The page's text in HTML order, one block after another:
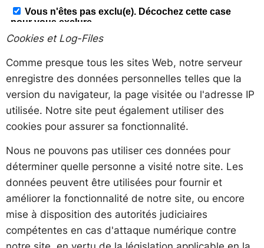
Cookies et Log-Files
Comme presque tous les sites Web, notre serveur
enregistre des données personnelles telles que la
version du navigateur, la page visitée ou l'adresse IP
utilisée. Notre site peut également utiliser des
cookies pour assurer sa fonctionnalité.
Nous ne pouvons pas utiliser ces données pour
déterminer quelle personne a visité notre site. Les
données peuvent être utilisées pour fournir et
améliorer la fonctionnalité de notre site, ou encore
mise à disposition des autorités judiciaires
compétentes en cas d'attaque numérique contre